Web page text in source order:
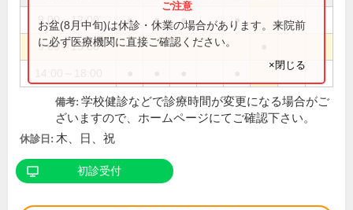
9:00～12:00 ● ● ● ●
9:00～13:00
お盆(8月中旬)は休診・休業の場合があります。来院前
に必ず医療機関に直接ご確認ください。
×閉じる
備考: 学校健診などで診療時間が変更になる場合がご
ざいますので、ホームページにてご確認下さい。
休診日: 木、日、祝
初診受付